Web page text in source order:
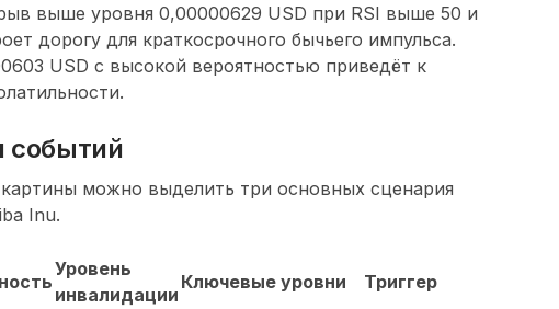
выше уровня 0,00000629 USD при RSI выше 50 и
дорогу для краткосрочного бычьего импульса.
USD с высокой вероятностью приведёт к
событий
можно выделить три основных сценария
Inu.
Уровень
инвалидации
Ключевые уровни Триггер